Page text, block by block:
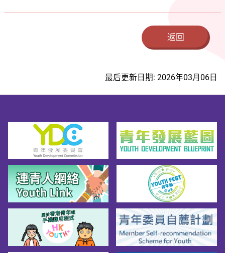
返回
最后更新日期: 2026年03月06日